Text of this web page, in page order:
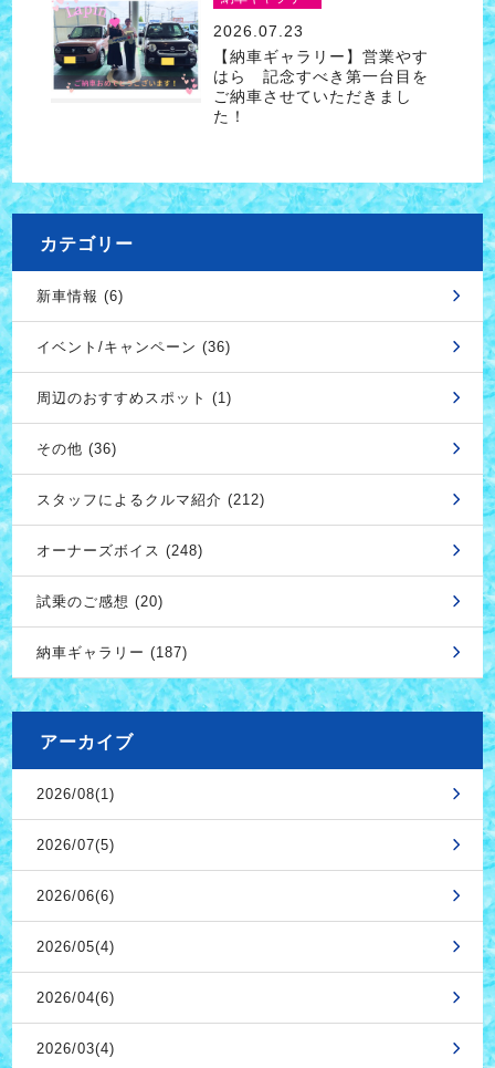
2026.07.23
【納車ギャラリー】営業やす
はら 記念すべき第一台目を
ご納車させていただきまし
た！
カテゴリー
新車情報 (6)
イベント/キャンペーン (36)
周辺のおすすめスポット (1)
その他 (36)
スタッフによるクルマ紹介 (212)
オーナーズボイス (248)
試乗のご感想 (20)
納車ギャラリー (187)
アーカイブ
2026/08(1)
2026/07(5)
2026/06(6)
2026/05(4)
2026/04(6)
2026/03(4)